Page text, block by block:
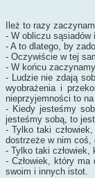
Ileż to razy
- W obliczu sąsiadów
- A to dlatego, by
- Oczywiście w tej
- W końcu
- Ludzie nie zdają
wyobrażenia i
nieprzyjemności to
- Kiedy jesteśmy
jesteśmy sobą, to
- Tylko taki
dostrzeże w nim coś,
- Tylko taki
- Człowiek, który
swoim i innych istot.